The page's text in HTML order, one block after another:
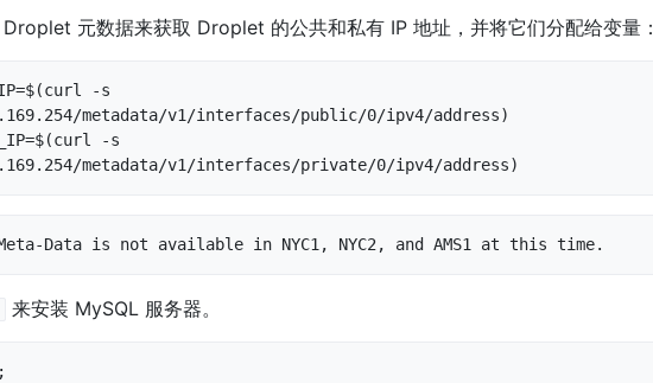
元数据来获取 Droplet 的公共和私有 IP 地址，并将它们分配给变量：
-s
metadata/v1/interfaces/public/0/ipv4/address)
-s
metadata/v1/interfaces/private/0/ipv4/address)
Data is not available in NYC1, NYC2, and AMS1 at this time.
来安装 MySQL 服务器。